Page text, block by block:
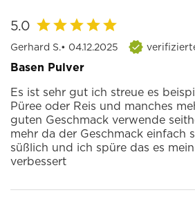
5.0
Gerhard S.• 04.12.2025
Basen Pulver
Es ist sehr gut ich streue es
Püree oder Reis und manches
guten Geschmack verwende
mehr da der Geschmack einfach
süßlich und ich spüre das es
verbessert